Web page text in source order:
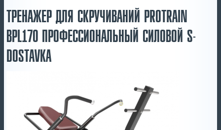
ТРЕНАЖЕР ДЛЯ СКРУЧИВАНИЙ PROTRAIN
BPL170 ПРОФЕССИОНАЛЬНЫЙ СИЛОВОЙ S-
DOSTAVKA